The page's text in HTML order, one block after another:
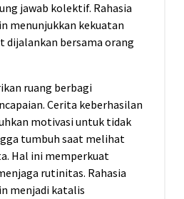
jawab kolektif. Rahasia
menunjukkan kekuatan
dijalankan bersama orang
ruang berbagi
Cerita keberhasilan
motivasi untuk tidak
tumbuh saat melihat
Hal ini memperkuat
rutinitas. Rahasia
menjadi katalis